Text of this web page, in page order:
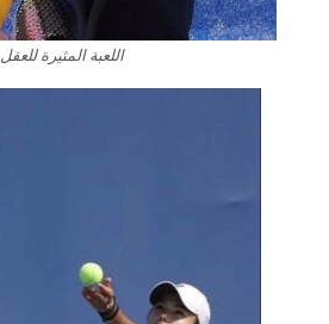
اللعبة المثيرة للعقل